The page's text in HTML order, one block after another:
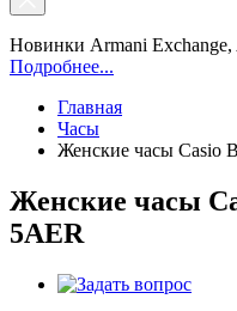
Новинки Armani
Подробнее...
Главная
Часы
Женские часы Casio
Женские часы
5AER